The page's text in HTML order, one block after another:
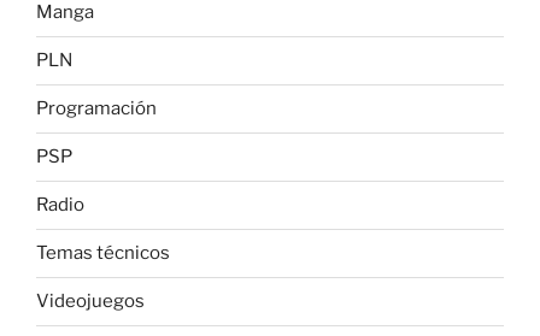
Manga
PLN
Programación
PSP
Radio
Temas técnicos
Videojuegos